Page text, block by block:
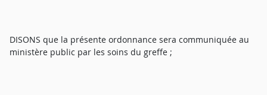
DISONS que la présente ordonnance sera communiquée au
ministère public par les soins du greffe ;